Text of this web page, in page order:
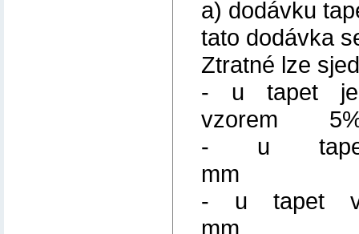
a) dodávku
tato dodávka
Ztratné lze
- u tapet
vzorem
- u
mm
- u tapet
mm